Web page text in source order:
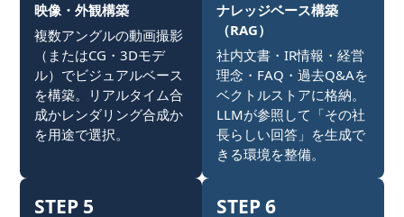
映像・外観構築
複数アングルの動画撮影
（またはCG・3Dモデ
ル）でビジュアルベース
を構築。リアルタイム合
成かレンダリング合成か
を用途で選択。
ナレッジベース構築
（RAG）
社内文書・IR情報・経営
理念・FAQ・過去Q&Aを
ベクトルストアに格納。
LLMが参照して「その社
長らしい回答」を生成で
きる環境を整備。
STEP 5 STEP 6